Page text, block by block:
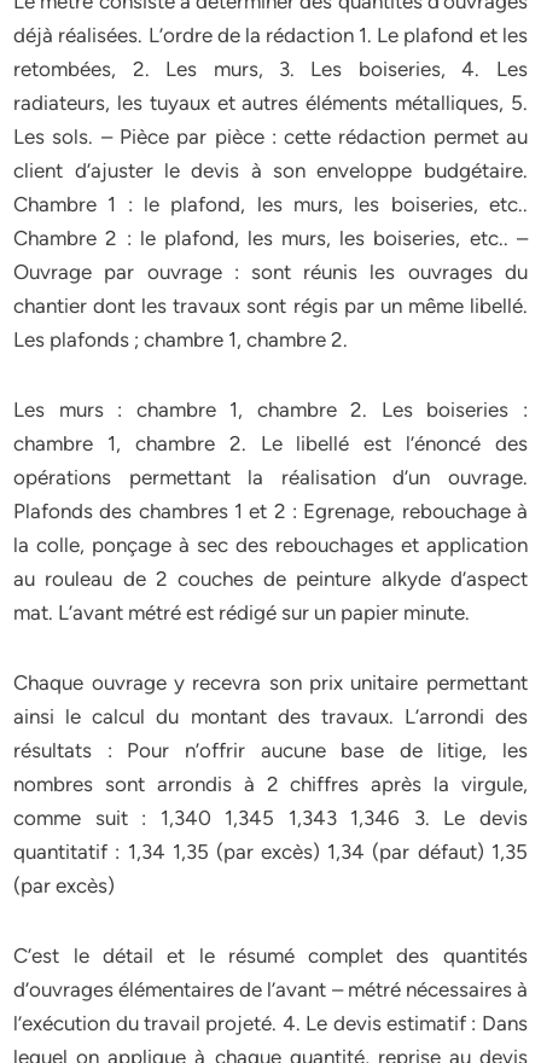
déjà réalisées. L’ordre de la rédaction 1. Le plafond et les
retombées, 2. Les murs, 3. Les boiseries, 4. Les
radiateurs, les tuyaux et autres éléments métalliques, 5.
Les sols. – Pièce par pièce : cette rédaction permet au
client d’ajuster le devis à son enveloppe budgétaire.
Chambre 1 : le plafond, les murs, les boiseries, etc..
Chambre 2 : le plafond, les murs, les boiseries, etc.. –
Ouvrage par ouvrage : sont réunis les ouvrages du
chantier dont les travaux sont régis par un même libellé.
Les plafonds ; chambre 1, chambre 2.
Les murs : chambre 1, chambre 2. Les boiseries :
chambre 1, chambre 2. Le libellé est l’énoncé des
opérations permettant la réalisation d’un ouvrage.
Plafonds des chambres 1 et 2 : Egrenage, rebouchage à
la colle, ponçage à sec des rebouchages et application
au rouleau de 2 couches de peinture alkyde d’aspect
mat. L’avant métré est rédigé sur un papier minute.
Chaque ouvrage y recevra son prix unitaire permettant
ainsi le calcul du montant des travaux. L’arrondi des
résultats : Pour n’offrir aucune base de litige, les
nombres sont arrondis à 2 chiffres après la virgule,
comme suit : 1,340 1,345 1,343 1,346 3. Le devis
quantitatif : 1,34 1,35 (par excès) 1,34 (par défaut) 1,35
(par excès)
C’est le détail et le résumé complet des quantités
d’ouvrages élémentaires de l’avant – métré nécessaires à
l’exécution du travail projeté. 4. Le devis estimatif : Dans
lequel on applique à chaque quantité, reprise au devis